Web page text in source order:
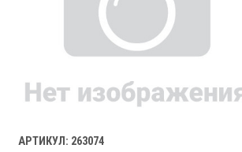
АРТИКУЛ: 263074